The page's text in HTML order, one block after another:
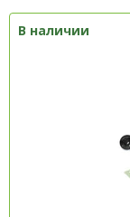
В наличии